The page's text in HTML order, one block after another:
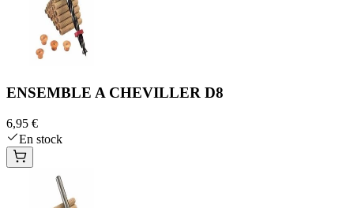
ENSEMBLE A CHEVILLER D8
6,95 €
En stock